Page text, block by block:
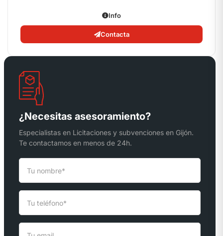
Info
Contacta
¿Necesitas asesoramiento?
Especialistas en Licitaciones y subvenciones en Gijón.
Te contactamos en menos de 24h.